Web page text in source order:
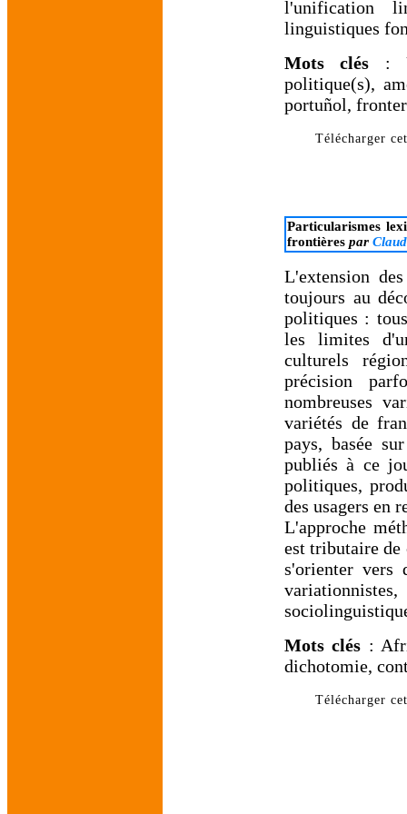
l'unification
linguistiques
Mots clés :
politique(s),
portuñol,
Télécharger
Particularismes
frontières par
L'extension
toujours au
politiques :
les limites
culturels
précision
nombreuses
variétés de
pays, basée
publiés à ce
politiques,
des usagers en
L'approche
est tributaire de
s'orienter vers
Mots clés :
dichotomie,
Télécharger